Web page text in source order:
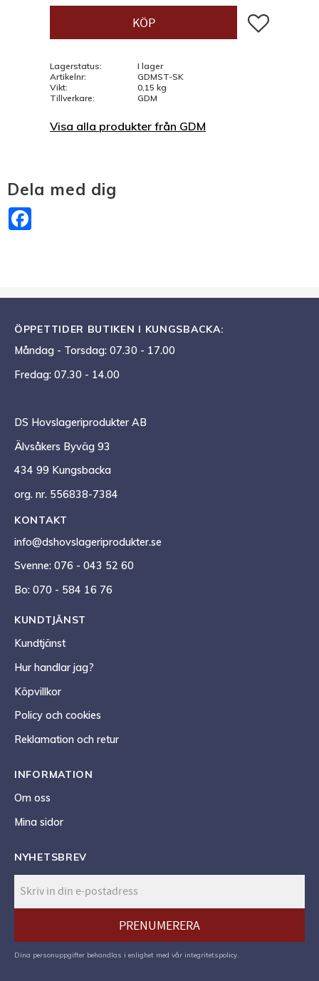
KÖP Lägg till i
Lagerstatus
I lager
Artikelnr
GDMST-SK
Vikt
0,15 kg
Tillverkare
GDM
Visa alla produkter från GDM
Dela med dig
ÖPPETTIDER BUTIKEN I KUNGSBACKA:
Måndag - Torsdag: 07.30 - 17.00
Fredag: 07.30 - 14.00
DS Hovslageriprodukter AB
Älvsåkers Byväg 93
434 99 Kungsbacka
org. nr. 556838-7384
KONTAKT
info@dshovslageriprodukter.se
Svenne: 076 - 043 52 60
Bo: 070 - 584 16 76
KUNDTJÄNST
Kundtjänst
Hur handlar jag?
Köpvillkor
Policy och cookies
Reklamation och retur
INFORMATION
Om oss
Mina sidor
NYHETSBREV
PRENUMERERA
Dina personuppgifter behandlas i enlighet med vår integritetspolicy